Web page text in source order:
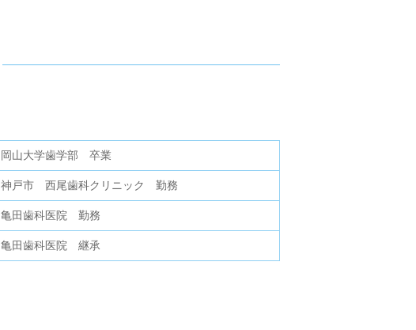
岡山大学歯学部 卒業
神戸市 西尾歯科クリニック 勤務
亀田歯科医院 勤務
亀田歯科医院 継承